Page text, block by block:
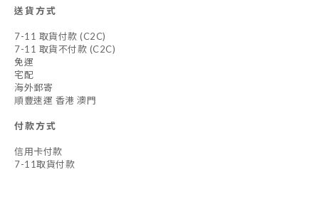
送貨方式
7-11 取貨付款 (C2C)
7-11 取貨不付款 (C2C)
免運
宅配
海外郵寄
順豐速運 香港 澳門
付款方式
信用卡付款
7-11取貨付款